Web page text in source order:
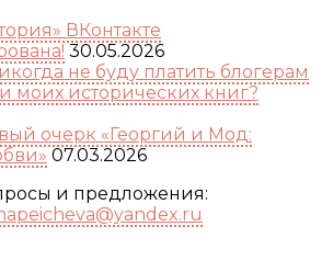
ВКонтакте
30.05.2026
не буду платить блогерам
моих исторических книг?
очерк «Георгий и Мод:
07.03.2026
и предложения: